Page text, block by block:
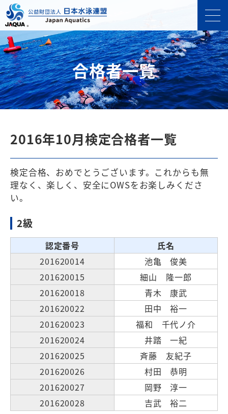
合格者一覧
2016年10月検定合格者一覧
検定合格、おめでとうございます。これからも無
理なく、楽しく、安全にOWSをお楽しみくださ
い。
2級
認定番号
氏名
201620014
池亀 俊美
201620015
細山 隆一郎
201620018
青木 康武
201620022
田中 裕一
201620023
福和 千代ノ介
201620024
井踏 一紀
201620025
斉藤 友紀子
201620026
村田 恭明
201620027
岡野 淳一
201620028
吉武 裕二